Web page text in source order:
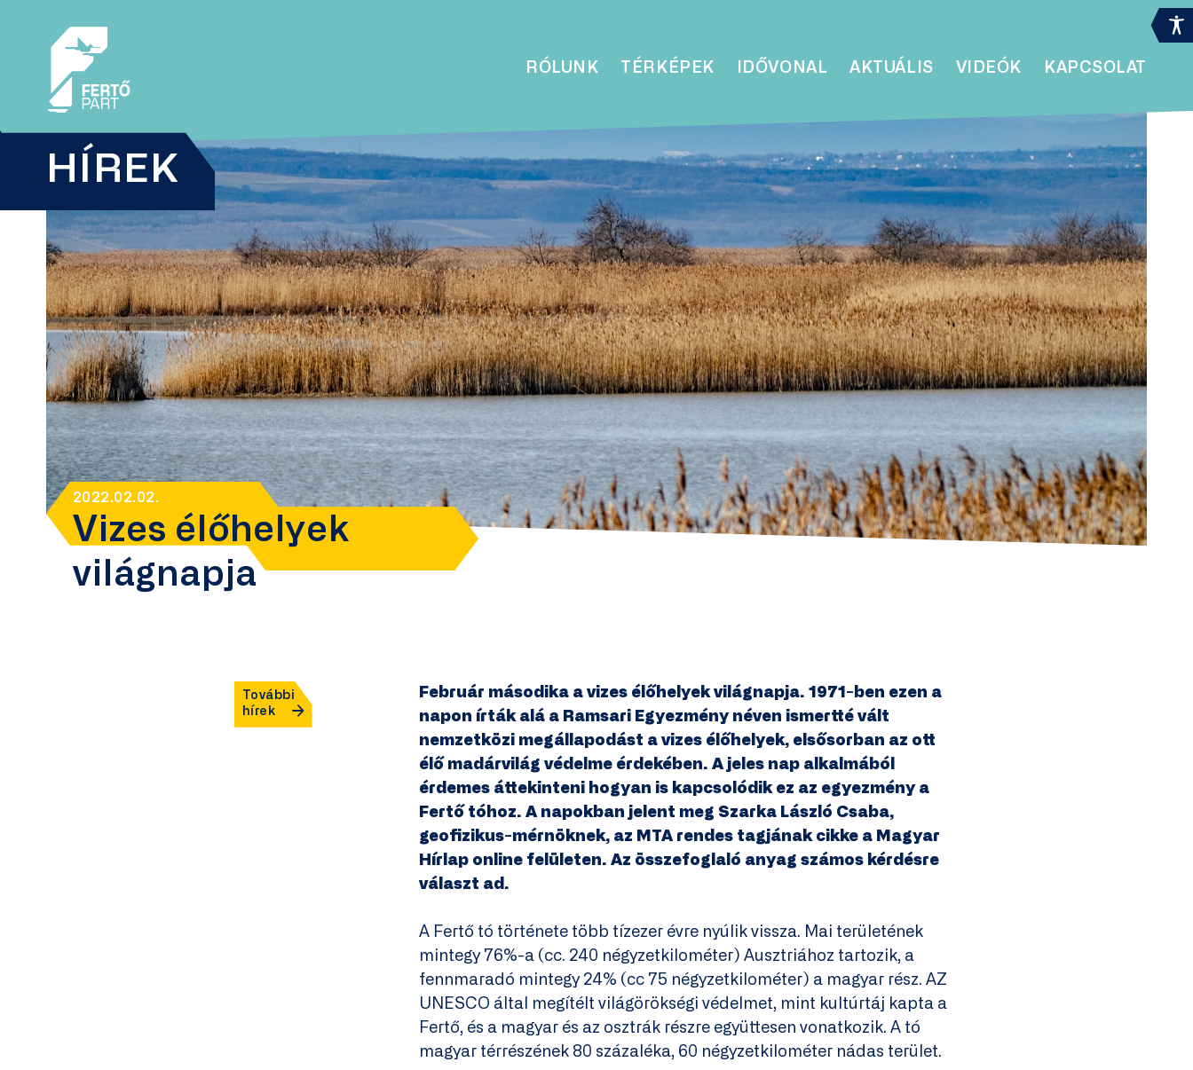
RÓLUNK TÉRKÉPEK IDŐVONAL AKTUÁLIS VIDEÓK KAPCSOLAT
HÍREK
2022.02.02.
Vizes élőhelyek
világnapja
További
hírek
Február másodika a vizes élőhelyek világnapja. 1971-ben ezen a
napon írták alá a Ramsari Egyezmény néven ismertté vált
nemzetközi megállapodást a vizes élőhelyek, elsősorban az ott
élő madárvilág védelme érdekében. A jeles nap alkalmából
érdemes áttekinteni hogyan is kapcsolódik ez az egyezmény a
Fertő tóhoz. A napokban jelent meg Szarka László Csaba,
geofizikus-mérnöknek, az MTA rendes tagjának cikke a Magyar
Hírlap online felületen. Az összefoglaló anyag számos kérdésre
választ ad.
A Fertő tó története több tízezer évre nyúlik vissza. Mai területének
mintegy 76%-a (cc. 240 négyzetkilométer) Ausztriához tartozik, a
fennmaradó mintegy 24% (cc 75 négyzetkilométer) a magyar rész. AZ
UNESCO által megítélt világörökségi védelmet, mint kultúrtáj kapta a
Fertő, és a magyar és az osztrák részre együttesen vonatkozik. A tó
magyar térrészének 80 százaléka, 60 négyzetkilométer nádas terület.